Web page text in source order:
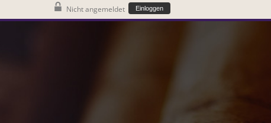
Nicht angemeldet Einloggen